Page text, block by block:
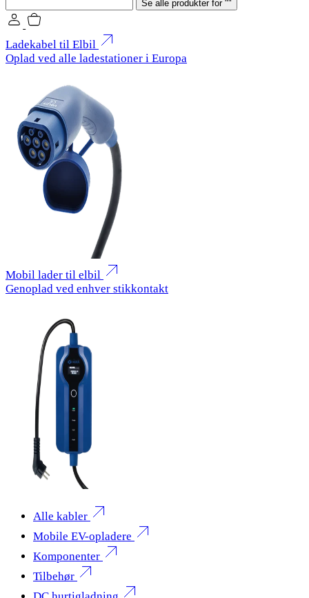
Se alle produkter for ""
Ladekabel til Elbil
Oplad ved alle ladestationer i Europa
Mobil lader til elbil
Genoplad ved enhver stikkontakt
Alle kabler
Mobile EV-opladere
Komponenter
Tilbehør